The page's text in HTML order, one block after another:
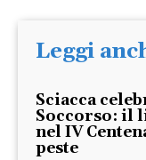
Leggi
Sciacca
Soccorso: il
nel IV
peste